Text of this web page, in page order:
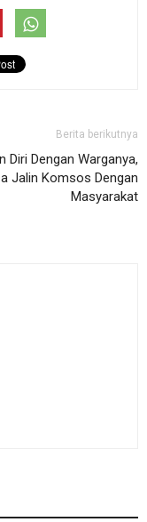
Berita berikutnya
Diri Dengan Warganya,
Jalin Komsos Dengan
Masyarakat